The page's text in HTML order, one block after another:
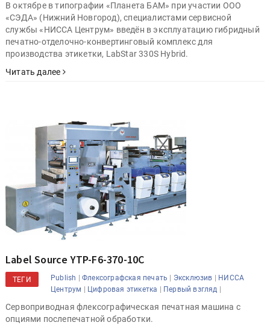
В октябре в типографии «Планета БАМ» при участии ООО
«СЭДА» (Нижний Новгород), специалистами сервисной
службы «НИССА Центрум» введён в эксплуатацию гибридный
печатно-отделочно-конвертинговый комплекс для
производства этикетки, LabStar 330S Hybrid.
Читать далее
Label Source YTP-F6-370-10C
ТЕГИ Publish |Флексографская печать | Эксклюзив | НИССА
Центрум | Цифровая этикетка | Первый взгляд |
Сервоприводная флексографическая печатная машина с
опциями послепечатной обработки.